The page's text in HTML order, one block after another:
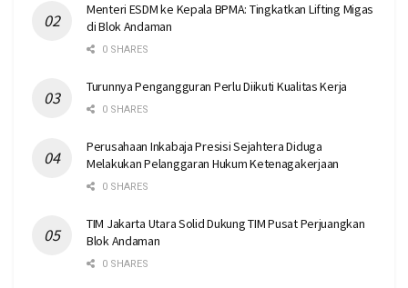
Menteri ESDM ke Kepala BPMA: Tingkatkan Lifting Migas
di Blok Andaman
0 SHARES
Turunnya Pengangguran Perlu Diikuti Kualitas Kerja
0 SHARES
Perusahaan Inkabaja Presisi Sejahtera Diduga
Melakukan Pelanggaran Hukum Ketenagakerjaan
0 SHARES
TIM Jakarta Utara Solid Dukung TIM Pusat Perjuangkan
Blok Andaman
0 SHARES